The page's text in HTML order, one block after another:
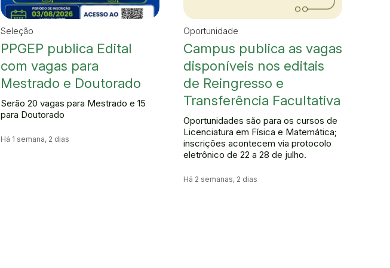
Seleção
PPGEP publica Edital
com vagas para
Mestrado e Doutorado
Serão 20 vagas para Mestrado e 15
para Doutorado
Há 1 semana, 2 dias
Oportunidade
Campus publica as vagas
disponíveis nos editais
de Reingresso e
Transferência Facultativa
Oportunidades são para os cursos de
Licenciatura em Física e Matemática;
inscrições acontecem via protocolo
eletrônico de 22 a 28 de julho.
Há 2 semanas, 2 dias